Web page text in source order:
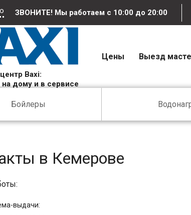
ЗВОНИТЕ! Мы работаем с 10:00 до 20:00
Baxi:
дому и в сервисе
Цены Выезд
Бойлеры
в Кемерове
выдачи: